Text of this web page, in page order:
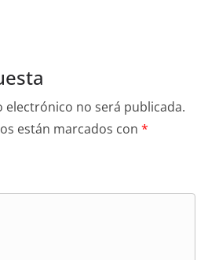
electrónico no será publicada.
están marcados con *